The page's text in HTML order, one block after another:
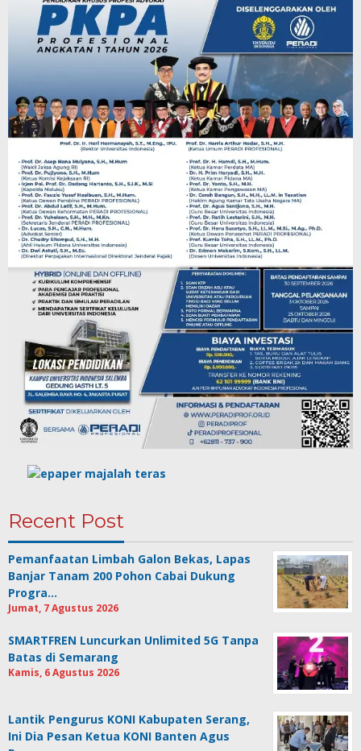
Recent Post
Pemanfaatan Limbah Galon Bekas, Lapas
Banjar Tanam 200 Pohon Cabai Dukung
Progra…
Jumat, 7 Agustus 2026
SMARTFREN Luncurkan Unlimited 5G Tanpa
Batas di Semarang
Kamis, 6 Agustus 2026
Lantik Pengurus KONI Kabupaten Serang,
Ini Dia Pesan Ketua KONI Banten Agus